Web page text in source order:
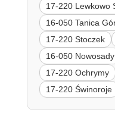
17-220 Lewkowo
16-050 Tanica
17-220 Stoczek
16-050 Nowosady
17-220 Ochrymy
17-220 Świnoroje